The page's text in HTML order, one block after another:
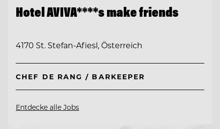
Hotel AVIVA****s make friends
4170 St. Stefan-Afiesl, Österreich
CHEF DE RANG / BARKEEPER
Entdecke alle Jobs